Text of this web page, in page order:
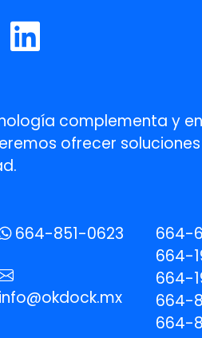
complementa y
ofrecer
664-851-0623
info@okdock.mx
664-
664-
664-
664-
664-